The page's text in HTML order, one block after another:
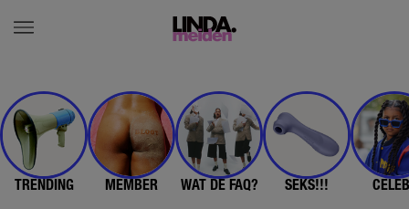
TRENDING MEMBER WAT DE FAQ? SEKS!!!